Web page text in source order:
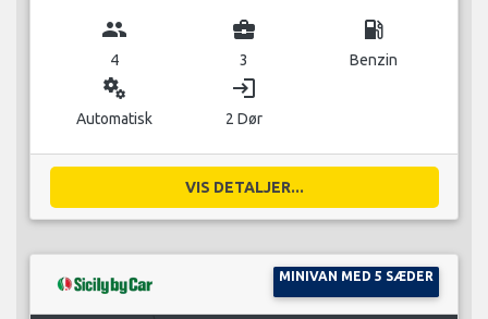
group
4
business_center
3
local_gas_station
Benzin
miscellaneous_services
Automatisk
login
2 Dør
VIS DETALJER...
MINIVAN MED 5 SÆDER